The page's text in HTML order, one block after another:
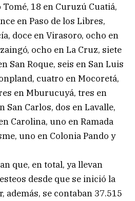
Tomé, 18 en Curuzú Cuatiá,
en Paso de los Libres,
doce en Virasoro, ocho en
ocho en La Cruz, siete
San Roque, seis en San Luis
cuatro en Mocoretá,
en Mburucuyá, tres en
San Carlos, dos en Lavalle,
Carolina, uno en Ramada
uno en Colonia Pando y
que, en total, ya llevan
desde que se inició la
además, se contaban 37.515